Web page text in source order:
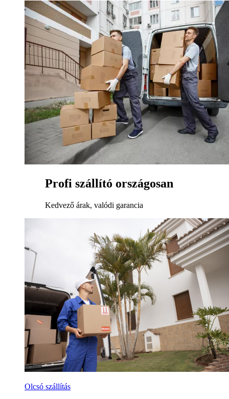
Profi szállító országosan
Kedvező árak, valódi garancia
Olcsó szállítás